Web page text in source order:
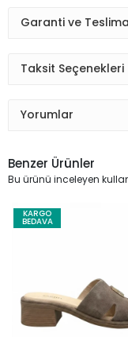
Garanti ve
Taksit Seçenekleri
Yorumlar
Benzer Ürünler
Bu ürünü inceleyen
KARGO
BEDAVA